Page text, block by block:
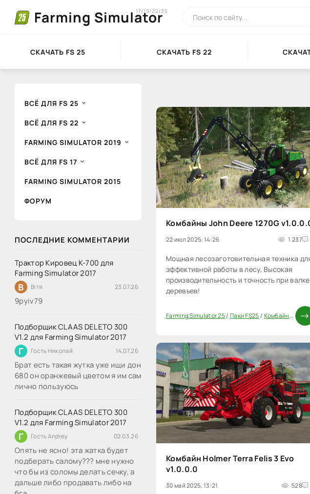
Farming Simulator
17/19/22/25
СКАЧАТЬ FS 25 СКАЧАТЬ FS 22
ВСЁ ДЛЯ FS 25
ВСЁ ДЛЯ FS 22
FARMING SIMULATOR 2019
ВСЁ ДЛЯ FS 17
FARMING SIMULATOR 2015
ФОРУМ
ПОСЛЕДНИЕ КОММЕНТАРИИ
Трактор Кировец К-700 для
Farming Simulator 2017
В Вітя 23.07.26
9руіv79
Подборщик CLAAS DELETO 300
V1.2 для Farming Simulator 2017
Г Гость Николай 14.07.26
Брат есть такая жутка уже ищи дон
680 он оранжевый цветом я им сам
лично пользуюсь
Подборщик CLAAS DELETO 300
V1.2 для Farming Simulator 2017
Г Гость Andrey 02.03.26
Опять не ясно! эта жатка будет
подберать салому??? мне нужно
что бы из соломы делать сечку, а
дальше либо продавать либо на
Комбайны John Deere 1270G
22 июл 2025, 14:26 1 237
Мощная лесозаготовительная техника
эффективной работы в лесу. Высокая
производительность и точность при валке
деревьев!
Farming Simulator 25/ Паки FS25/ Комбайны FS25
0
Комбайн Holmer Terra Felis 3 Evo
v1.0.0.0
30 май 2025, 13:21 528